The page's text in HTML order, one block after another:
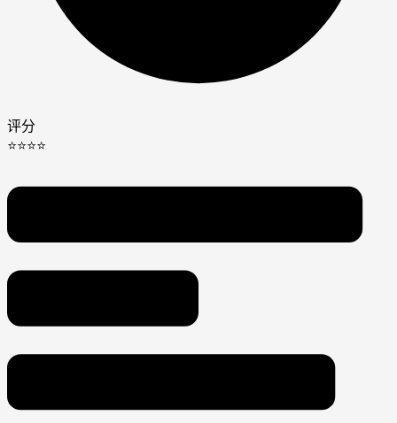
评分
⭐⭐⭐⭐